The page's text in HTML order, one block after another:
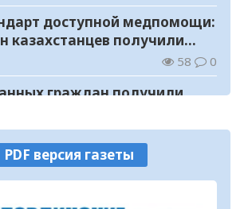
доступной медпомощи:
казахстанцев получили
услуги
58 0
граждан получили
90 0
просвещения определило
и каникул на 2026-2027
PDF версия газеты